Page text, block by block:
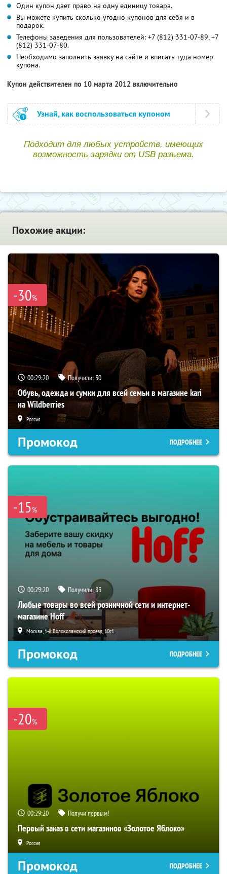
Один купон дает право на одну единицу товара.
Вы можете купить сколько угодно купонов для себя и в
подарок.
Телефоны заведения для пользователей: +7 (812) 331-07-89, +7
(812) 331-07-80.
Необходимо заполнить заявку на сайте и вписать туда номер
купона.
Купон действителен по 10 марта 2012 включительно
Узнай, как воспользоваться купоном
Подходит для любых устройств, имеющих
возможность зарядки от USB разъема.
Похожие акции:
-30%
00:29:19 Получили: 30
Обувь, одежда и сумки для всей семьи в магазине kari
на Wildberries
Россия
Промокод ПОДРОБНЕЕ
-15%
00:29:19 Получили:83
Любые товары во всей розничной сети и интернет-
магазине Hoff
Москва, 1-й Волоколамский проезд, 10с1
Промокод ПОДРОБНЕЕ
-20%
00:29:19 Получи первым!
Первый заказ в сети магазинов «Золотое Яблоко»
Россия
Промокод ПОДРОБНЕЕ